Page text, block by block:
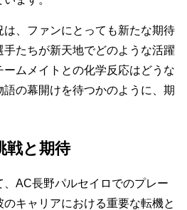
は、ファンにとっても新たな期待
たちが新天地でどのような活躍
ムメイトとの化学反応はどうな
の幕開けを待つかのように、期
戦と期待
AC長野パルセイロでのプレー
キャリアにおける重要な転機と